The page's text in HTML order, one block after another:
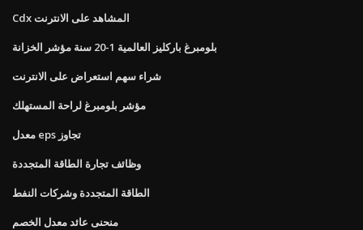
Cdx المشاهد على الانترنت
بلومبرغ باركليز العالمية 1-20 سنة مؤشر الخزانة
شراء سهم استعراض على الانترنت
مؤشر بلومبرغ لراحة المستهلك
معدل eps تجاوز
وظائف تجارة الطاقة المتجددة
الطاقة المتجددة وشركات النفط
منحنى عائد معدل الخصم